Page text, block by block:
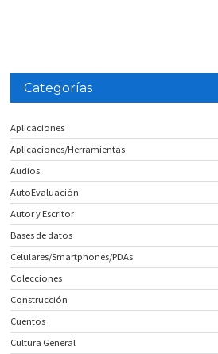
Categorías
Aplicaciones
Aplicaciones/Herramientas
Audios
AutoEvaluación
Autor y Escritor
Bases de datos
Celulares/Smartphones/PDAs
Colecciones
Construcción
Cuentos
Cultura General